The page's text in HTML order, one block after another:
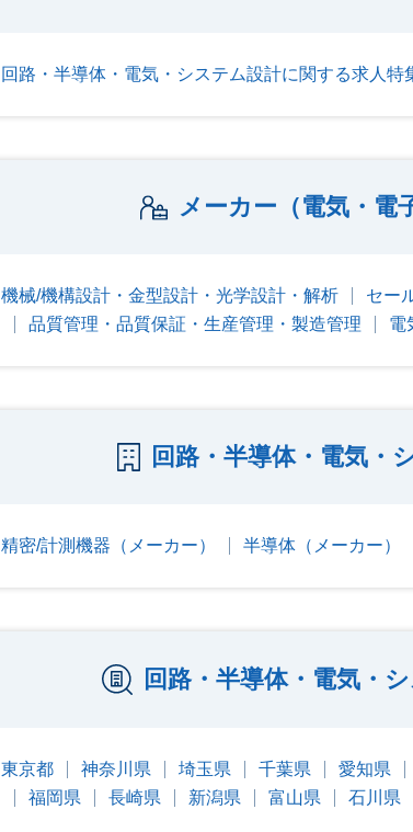
回路・半導体・電気・システム設計に関する求人特
メーカー（電気・電
機械/機構設計・金型設計・光学設計・解析 セー
品質管理・品質保証・生産管理・製造管理
電
回路・半導体・電気・
精密/計測機器（メーカー） 半導体（メーカー）
回路・半導体・電気・
東京都 神奈川県 埼玉県 千葉県 愛知県
福岡県
長崎県 新潟県 富山県 石川県